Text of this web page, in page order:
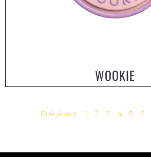
WOOKIE
Précédent 1 2 3 4 5 6